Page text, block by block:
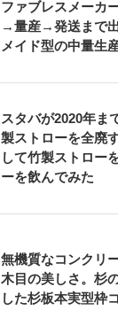
ファブレスメーカ
→量産→発送まで
メイド型の中量生
スタバが2020年ま
製ストローを全廃
して竹製ストロー
ーを飲んでみた
無機質なコンクリ
木目の美しさ。杉
した杉板本実型枠